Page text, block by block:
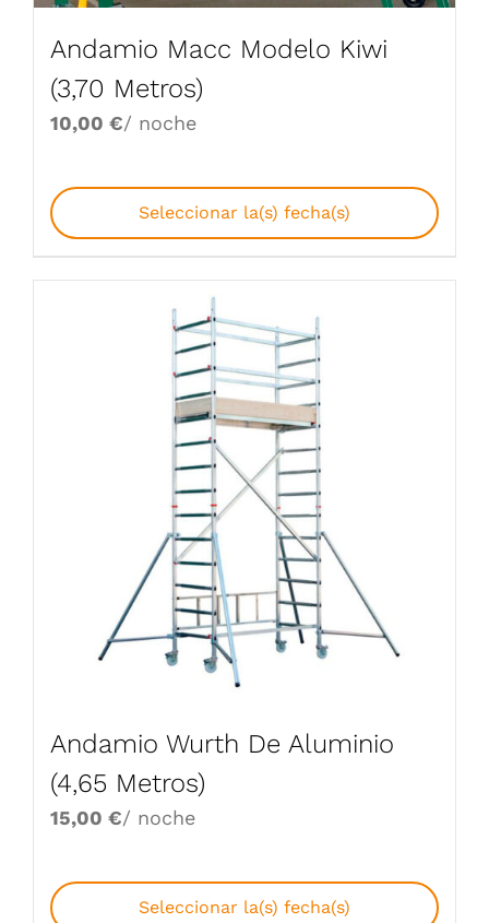
Andamio Macc Modelo Kiwi
(3,70 Metros)
10,00 €/ noche
Seleccionar la(s) fecha(s)
Andamio Wurth De Aluminio
(4,65 Metros)
15,00 €/ noche
Seleccionar la(s) fecha(s)